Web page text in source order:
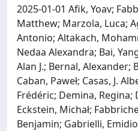
2025-01-01 Afik, Yoav;
Matthew; Marzola, Luca;
Antonio; Altakach,
Nedaa Alexandra; Bai,
Alan J.; Bernal, Alexander;
Caban, Paweł; Casas, J.
Frédéric; Demina,
Eckstein, Michał;
Benjamin; Gabrielli,